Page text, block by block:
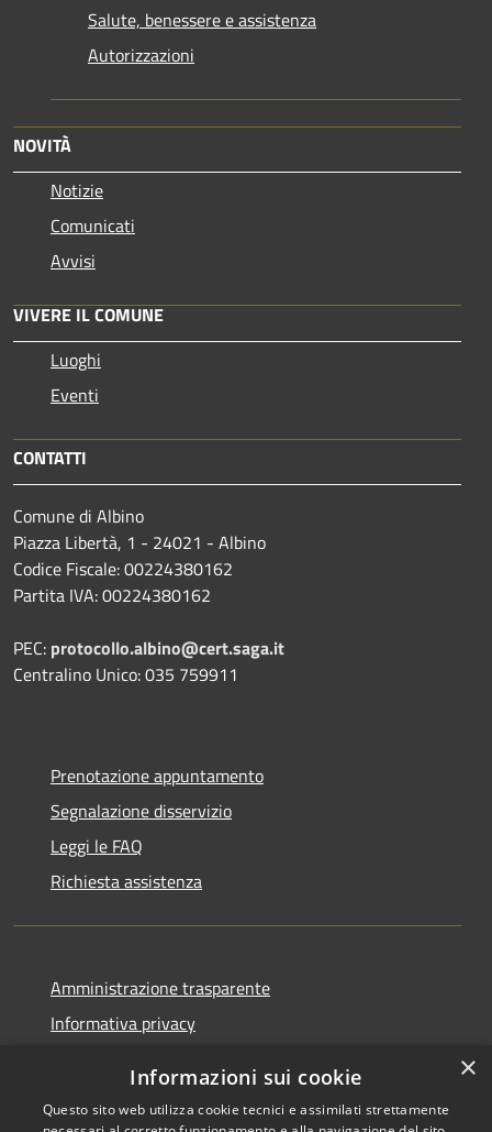
Salute, benessere e assistenza
Autorizzazioni
NOVITÀ
Notizie
Comunicati
Avvisi
VIVERE IL COMUNE
Luoghi
Eventi
CONTATTI
Comune di Albino
Piazza Libertà, 1 - 24021 - Albino
Codice Fiscale: 00224380162
Partita IVA: 00224380162
PEC: protocollo.albino@cert.saga.it
Centralino Unico: 035 759911
Prenotazione appuntamento
Segnalazione disservizio
Leggi le FAQ
Richiesta assistenza
Amministrazione trasparente
Informativa privacy
Dichiarazione di accessibilità
×
Informazioni sui cookie
Questo sito web utilizza cookie tecnici e assimilati strettamente